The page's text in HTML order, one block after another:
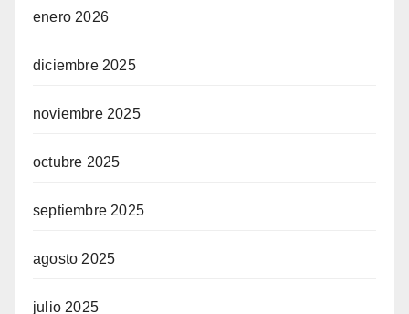
enero 2026
diciembre 2025
noviembre 2025
octubre 2025
septiembre 2025
agosto 2025
julio 2025